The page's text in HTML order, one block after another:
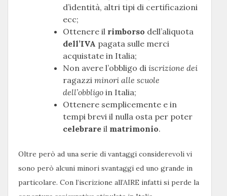
d’identità, altri tipi di certificazioni
ecc;
Ottenere il rimborso dell’aliquota
dell’IVA pagata sulle merci
acquistate in Italia;
Non avere l’obbligo di iscrizione dei
ragazzi minori alle scuole
dell’obbligo in Italia;
Ottenere semplicemente e in
tempi brevi il nulla osta per poter
celebrare il matrimonio.
Oltre però ad una serie di vantaggi considerevoli vi
sono però alcuni minori svantaggi ed uno grande in
particolare. Con l’iscrizione all’AIRE infatti si perde la